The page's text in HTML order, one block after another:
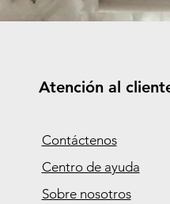
Atención al
Contáctenos
Centro de ayuda
Sobre nosotros